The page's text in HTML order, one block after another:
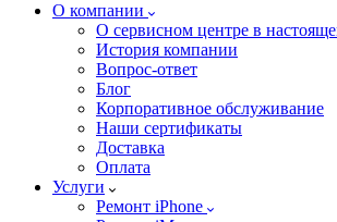
О компании
О сервисном центре в
История компании
Вопрос-ответ
Блог
Корпоративное обслуживание
Наши сертификаты
Доставка
Оплата
Услуги
Ремонт iPhone